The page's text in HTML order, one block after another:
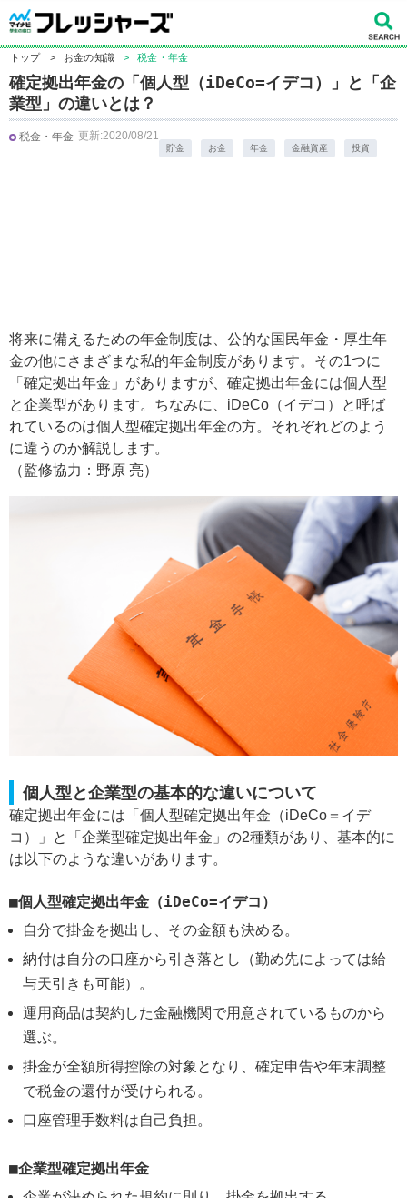
トップ > お金の知識 > 税金・年金
確定拠出年金の「個人型（iDeCo=イデコ）」と「企
業型」の違いとは？
税金・年金 更新:2020/08/21
貯金 お金 年金 金融資産 投資
将来に備えるための年金制度は、公的な国民年金・厚生年
金の他にさまざまな私的年金制度があります。その1つに
「確定拠出年金」がありますが、確定拠出年金には個人型
と企業型があります。ちなみに、iDeCo（イデコ）と呼ば
れているのは個人型確定拠出年金の方。それぞれどのよう
に違うのか解説します。
（監修協力：野原 亮）
個人型と企業型の基本的な違いについて
確定拠出年金には「個人型確定拠出年金（iDeCo＝イデ
コ）」と「企業型確定拠出年金」の2種類があり、基本的に
は以下のような違いがあります。
個人型確定拠出年金（iDeCo=イデコ）
自分で掛金を拠出し、その金額も決める。
納付は自分の口座から引き落とし（勤め先によっては給
与天引きも可能）。
運用商品は契約した金融機関で用意されているものから
選ぶ。
掛金が全額所得控除の対象となり、確定申告や年末調整
で税金の還付が受けられる。
口座管理手数料は自己負担。
企業型確定拠出年金